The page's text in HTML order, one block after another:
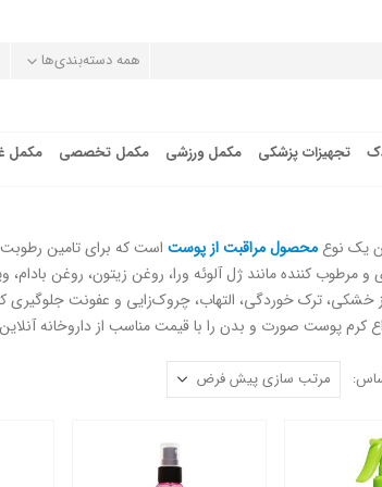
همه دسته‌بندی‌ها
تجهیزات پزشکی مکمل ورزشی مکمل تخصصی مکمل
یک نوع محصول مراقبت از پوست است که برای تامین
خشکی، ترک خوردگی، التهاب، چروک‌زایی و عفونت
کرم پوست صورت و بدن را با قیمت مناسب از داروخانه